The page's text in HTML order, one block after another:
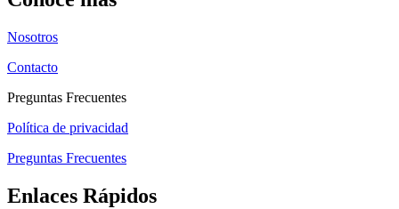
Nosotros
Contacto
Preguntas Frecuentes
Política de privacidad
Preguntas Frecuentes
Enlaces Rápidos